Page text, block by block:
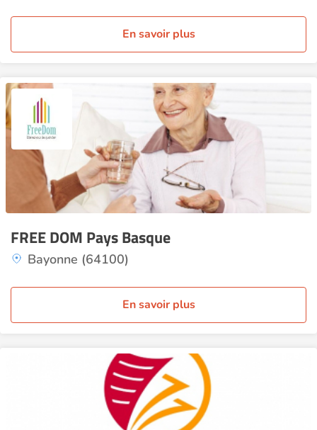
En savoir plus
FREE DOM Pays Basque
Bayonne (64100)
En savoir plus